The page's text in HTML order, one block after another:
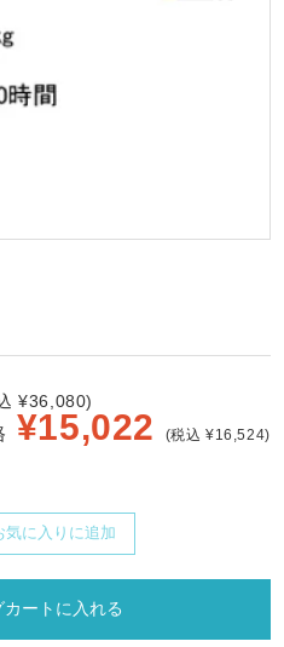
¥36,080)
¥15,022 (税込 ¥16,524)
気に入りに追加